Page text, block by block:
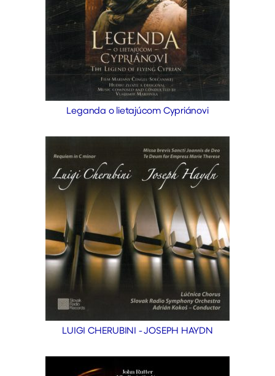
Leganda o lietajúcom Cypriánovi
LUIGI CHERUBINI - JOSEPH HAYDN